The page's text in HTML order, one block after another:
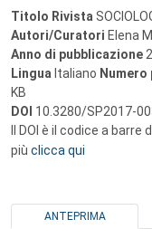
Titolo Rivista
Autori/Curatori Elena
Anno di pubblicazione
Lingua Italiano Numero
KB
DOI 10.3280/SP2017-
Il DOI è il codice a
più clicca qui
ANTEPRIMA